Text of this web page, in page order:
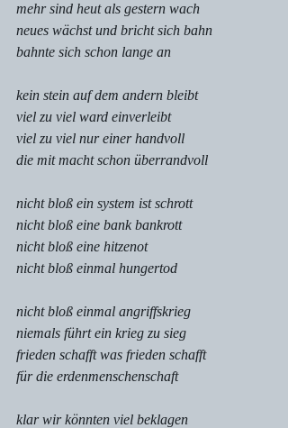
mehr sind heut als gestern wach
neues wächst und bricht sich bahn
bahnte sich schon lange an
kein stein auf dem andern bleibt
viel zu viel ward einverleibt
viel zu viel nur einer handvoll
die mit macht schon überrandvoll
nicht bloß ein system ist schrott
nicht bloß eine bank bankrott
nicht bloß eine hitzenot
nicht bloß einmal hungertod
nicht bloß einmal angriffskrieg
niemals führt ein krieg zu sieg
frieden schafft was frieden schafft
für die erdenmenschenschaft
klar wir könnten viel beklagen